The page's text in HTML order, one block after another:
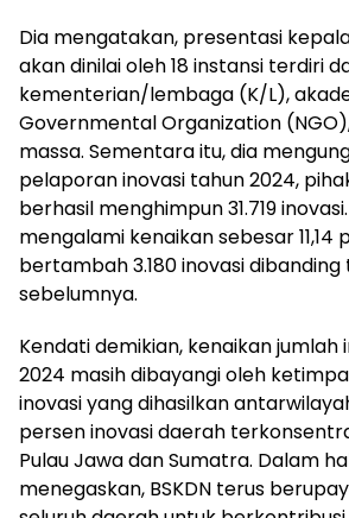
Dia mengatakan, presentasi
akan dinilai oleh 18 instansi terdiri
kementerian/lembaga (K/L),
Governmental Organization
massa. Sementara itu, dia
pelaporan inovasi tahun 2024,
berhasil menghimpun 31.719
mengalami kenaikan sebesar 11,14
bertambah 3.180 inovasi dibanding
sebelumnya.
Kendati demikian, kenaikan jumlah
2024 masih dibayangi oleh
inovasi yang dihasilkan
persen inovasi daerah
Pulau Jawa dan Sumatra. Dalam
menegaskan, BSKDN terus